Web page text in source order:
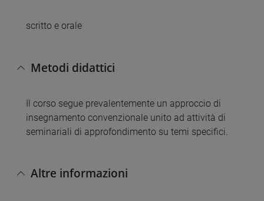
scritto e orale
Metodi didattici
Il corso segue prevalentemente un approccio di
insegnamento convenzionale unito ad attività di
seminariali di approfondimento su temi specifici.
Altre informazioni